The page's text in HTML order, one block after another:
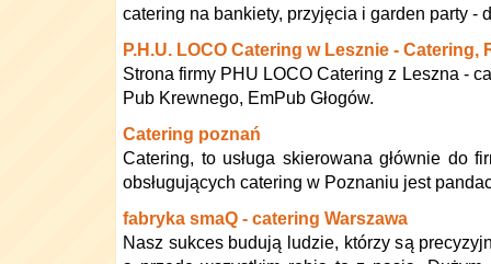
catering na bankiety, przyjęcia i garden party -
P.H.U. LOCO Catering w Lesznie - Catering,
Strona firmy PHU LOCO Catering z Leszna -
Pub Krewnego, EmPub Głogów.
Catering poznań
Catering, to usługa skierowana głównie do
obsługujących catering w Poznaniu jest
fabryka smaQ - catering Warszawa
Nasz sukces budują ludzie, którzy są